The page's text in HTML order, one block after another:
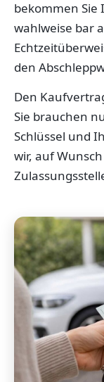
bekommen Sie
wahlweise bar
den
Den
Sie brauchen
Schlüssel und
wir, auf